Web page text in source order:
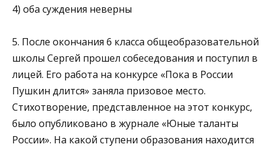
4) оба суждения неверны
5. После окончания 6 класса общеобразовательной
шко­лы Сергей прошел собеседования и поступил в
лицей. Его работа на конкурсе «Пока в России
Пушкин длится» заняла призовое место.
Стихотворение, представленное на этот конкурс,
было опубликовано в журнале «Юные таланты
России». На какой ступени образования нахо­дится